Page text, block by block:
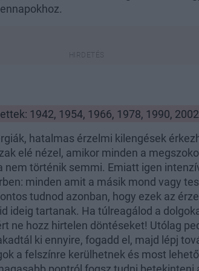
1942, 1954, 1966, 1978, 1990,
hatalmas érzelmi kilengések
elé nézel, amikor minden a
nem történik semmi. Emiatt igen
minden amit a másik mond vagy
tudnod azonban, hogy ezek az
ideig tartanak. Ha túlreagálod a
ne hozz hirtelen döntéseket! Utólag
ki ennyire, fogadd el, majd lépj
a felszínre kerülhetnek és most